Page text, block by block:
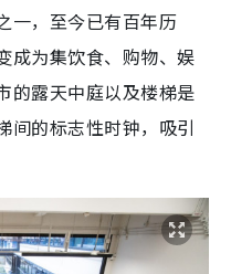
一，至今已有百年历
成为集饮食、购物、娱
的露天中庭以及楼梯是
间的标志性时钟，吸引